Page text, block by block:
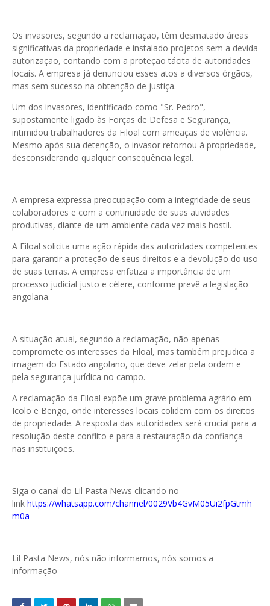
Os invasores, segundo a reclamação, têm desmatado áreas
significativas da propriedade e instalado projetos sem a devida
autorização, contando com a proteção tácita de autoridades
locais. A empresa já denunciou esses atos a diversos órgãos,
mas sem sucesso na obtenção de justiça.
Um dos invasores, identificado como "Sr. Pedro",
supostamente ligado às Forças de Defesa e Segurança,
intimidou trabalhadores da Filoal com ameaças de violência.
Mesmo após sua detenção, o invasor retornou à propriedade,
desconsiderando qualquer consequência legal.
A empresa expressa preocupação com a integridade de seus
colaboradores e com a continuidade de suas atividades
produtivas, diante de um ambiente cada vez mais hostil.
A Filoal solicita uma ação rápida das autoridades competentes
para garantir a proteção de seus direitos e a devolução do uso
de suas terras. A empresa enfatiza a importância de um
processo judicial justo e célere, conforme prevê a legislação
angolana.
A situação atual, segundo a reclamação, não apenas
compromete os interesses da Filoal, mas também prejudica a
imagem do Estado angolano, que deve zelar pela ordem e
pela segurança jurídica no campo.
A reclamação da Filoal expõe um grave problema agrário em
Icolo e Bengo, onde interesses locais colidem com os direitos
de propriedade. A resposta das autoridades será crucial para a
resolução deste conflito e para a restauração da confiança
nas instituições.
Siga o canal do Lil Pasta News clicando no
link https://whatsapp.com/channel/0029Vb4GvM05Ui2fpGtmh
m0a
Lil Pasta News, nós não informamos, nós somos a
informação